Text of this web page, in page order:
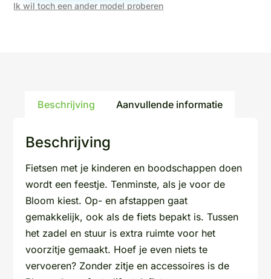
Ik wil toch een ander model proberen
Beschrijving Aanvullende informatie
Beschrijving
Fietsen met je kinderen en boodschappen doen
wordt een feestje. Tenminste, als je voor de
Bloom kiest. Op- en afstappen gaat
gemakkelijk, ook als de fiets bepakt is. Tussen
het zadel en stuur is extra ruimte voor het
voorzitje gemaakt. Hoef je even niets te
vervoeren? Zonder zitje en accessoires is de